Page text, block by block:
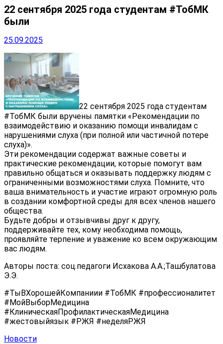
22 сентября 2025 года студентам #ТобМК
были
25.09.2025
22 сентября 2025 года студентам
#ТобМК были вручены памятки «Рекомендации по
взаимодействию и оказанию помощи инвалидам с
нарушениями слуха (при полной или частичной потере
слуха)».
Эти рекомендации содержат важные советы и
практические рекомендации, которые помогут вам
правильно общаться и оказывать поддержку людям с
ограниченными возможностями слуха. Помните, что
ваша внимательность и участие играют огромную роль
в создании комфортной среды для всех членов нашего
общества.
Будьте добры и отзывчивы друг к другу,
поддерживайте тех, кому необходима помощь,
проявляйте терпение и уважение ко всем окружающим
вас людям.
Авторы поста: соц.педагоги Исхакова А.А.;Ташбулатова
Э.Э.
#ТыВХорошейКомпаниии #ТобМК #профессионалитет
#МойВыборМедицина
#КлиническаяПрофилактическаяМедицина
#жестовыйязык #РЖЯ #неделяРЖЯ
Новости